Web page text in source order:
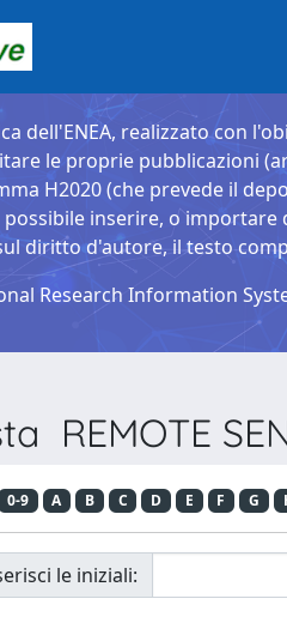
dell'ENEA, realizzato con
le proprie pubblicazioni
H2020 (che prevede il
inserire, o
diritto d'autore, il testo
Research Information
REMOTE
0-9 A B C D E F G
le iniziali: